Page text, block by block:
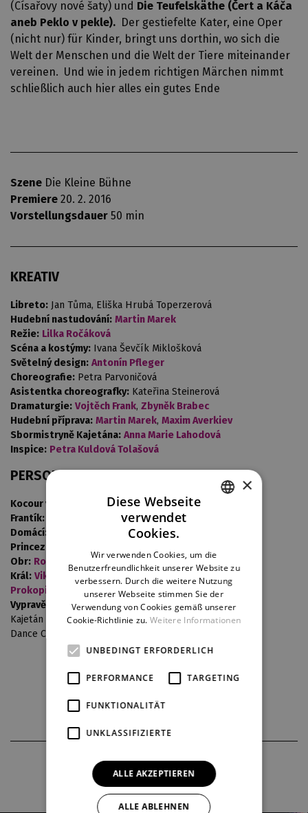
(Císařovy nové šaty) und Die Teufelskäthe (Čert a Káča
aneb Peklo v pekle). Der gestiefelte Kater, eine Oper
(nicht nur) für Kinder, bringt uns dorthin, wo sich die
Welt der Menschen und die Welt der Tiere miteinander
vereinen. Und wie in jedem richtigen Märchen nimmt
schließlich auch hier alles ein gutes Ende
Szene Die Kleine Bühne
Premiere 20. 2. 2016
Vorstellungsdauer 50 min
KREATIV
Libreto: Jan Tůma, Eliška Hrubá Toperzerová
Hudební nastudování: Martin Marek
Režie: Lilka Ročáková
Scéna a kostýmy: Ivana Ševčík Miklošková
Světelný design: Antonín Pfleger
Choreografie: Petra Parvoničová
Asistentka choreografky: Kateřina Steinerová
Dramaturgie: Vojtěch Frank, Zbyněk Brabec
Hudební příprava: Martin Marek, Maxim Averkiev
Sbormistryně Kajetána: Anna Marie Lahodová
Inspice: Petra Kuldová Tolašová
PERSONEN UND BESETZUNGEN
Kocour v botách:
Ivana Klimentová
Frantík:
Martin Švimberský
Domácí:
Princezna:
Obr: Roman Dušek/ Rostislav Florian
Král: Viktor Bezkorovainyi / Jiří Langmajer st. /
Prokopiev
Vypravěč:
Miro Bartoš
Kajetán – dětský sbor opery DJKT
Dance Center Petry Parvoničové
für Schulen
FOTOS AUS DER PRODUKTION
GERMAN
×
Diese Webseite
verwendet
Cookies.
Wir verwenden Cookies, um die
Benutzerfreundlichkeit unserer Website zu
verbessern. Durch die weitere Nutzung
unserer Webseite stimmen Sie der
Verwendung von Cookies gemäß unserer
Cookie-Richtlinie zu. Weitere Informationen
UNBEDINGT ERFORDERLICH
PERFORMANCE TARGETING
FUNKTIONALITÄT
UNKLASSIFIZIERTE
ALLE AKZEPTIEREN
ALLE ABLEHNEN